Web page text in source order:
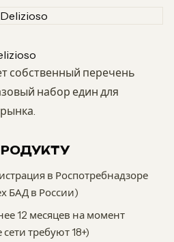
собственный перечень
набор един для
в Роспотребнадзоре
БАД в России)
12 месяцев на момент
требуют 18+)